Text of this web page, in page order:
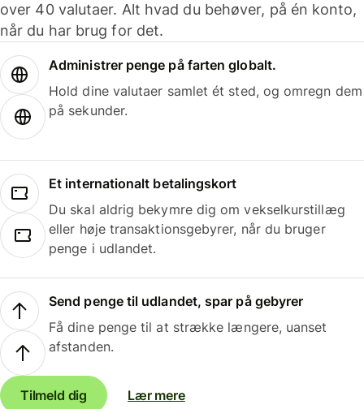
over 40 valutaer. Alt hvad du behøver, på én konto,
når du har brug for det.
Administrer penge på farten globalt.
Hold dine valutaer samlet ét sted, og omregn dem
på sekunder.
Et internationalt betalingskort
Du skal aldrig bekymre dig om vekselkurstillæg
eller høje transaktionsgebyrer, når du bruger
penge i udlandet.
Send penge til udlandet, spar på gebyrer
Få dine penge til at strække længere, uanset
afstanden.
Tilmeld dig Lær mere